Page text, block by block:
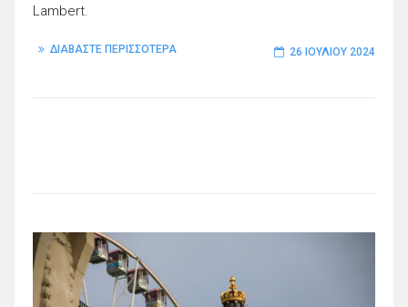
Lambert.
ΔΙΑΒΑΣΤΕ ΠΕΡΙΣΣΟΤΕΡΑ 26 ΙΟΥΛΊΟΥ 2024